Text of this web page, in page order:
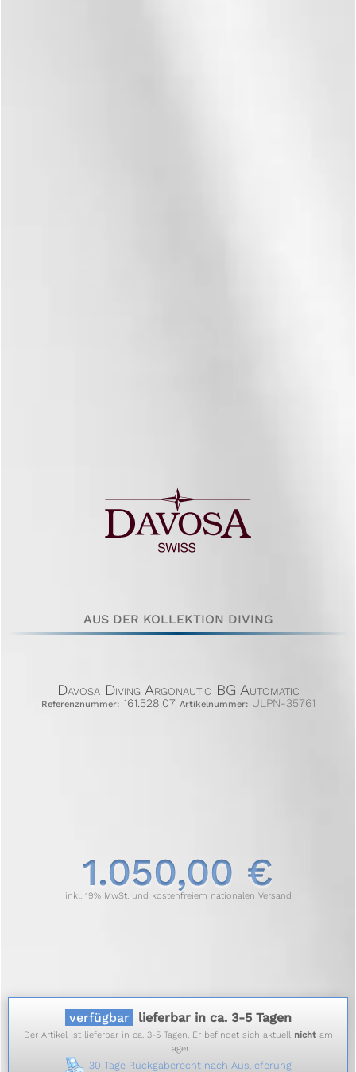
AUS DER KOLLEKTION DIVING
Davosa Diving Argonautic BG Automatic
Referenznummer: 161.528.07 Artikelnummer:ULPN-35761
1.050,00 €
inkl. 19% MwSt. und kostenfreiem nationalen Versand
verfügbar lieferbar in ca. 3-5 Tagen
Der Artikel ist lieferbar in ca. 3-5 Tagen. Er befindet sich aktuell nichtam
Lager.
30 Tage Rückgaberecht nach Auslieferung